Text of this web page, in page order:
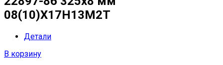
08(10)Х17Н13М2Т
Детали
В корзину